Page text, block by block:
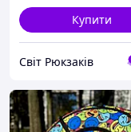
Купити
Світ Рюкзаків